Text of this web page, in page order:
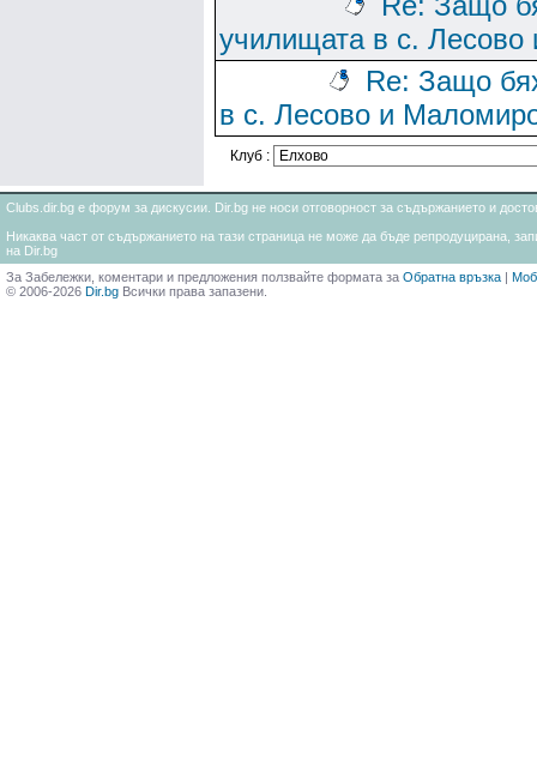
училищата в с.
Re: Защо
в с. Лесово и
Клуб :
Clubs.dir.bg е форум за дискусии. Dir.bg не носи отговорност за съдържанието и
Никаква част от съдържанието на тази страница не може да бъде репродуцирана,
на Dir.bg
За Забележки, коментари и предложения ползвайте формата за Обратна връзка |
© 2006-2026 Dir.bg Всички права запазени.